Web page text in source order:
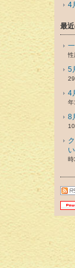
4
最
5
4
8